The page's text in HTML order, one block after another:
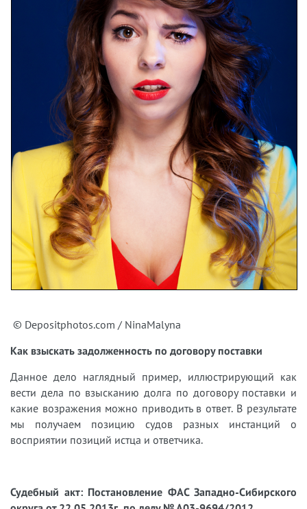
© Depositphotos.com / NinaMalyna
Как взыскать задолженность по договору поставки
Данное дело наглядный пример, иллюстрирующий как
вести дела по взысканию долга по договору поставки и
какие возражения можно приводить в ответ. В результате
мы получаем позицию судов разных инстанций о
восприятии позиций истца и ответчика.
Судебный акт: Постановление ФАС Западно-Сибирского